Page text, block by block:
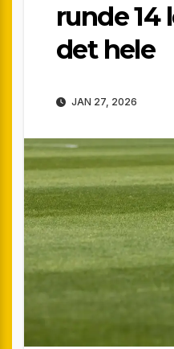
runde 14
det hele
JAN 27, 2026